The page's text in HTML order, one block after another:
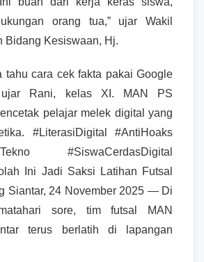
orang tua,” ujar Wakil
Bidang Kesiswaan, Hj.
tahu cara cek fakta pakai Google
ujar Rani, kelas XI. MAN PS
pelajar melek digital yang
#LiterasiDigital #AntiHoaks
#SiswaCerdasDigital
Ini Jadi Saksi Latihan Futsal
Siantar, 24 November 2025 — Di
sore, tim futsal MAN
terus berlatih di lapangan